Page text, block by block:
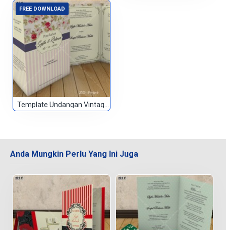
FREE DOWNLOAD
Template Undangan Vintage 100
Anda Mungkin Perlu Yang Ini Juga